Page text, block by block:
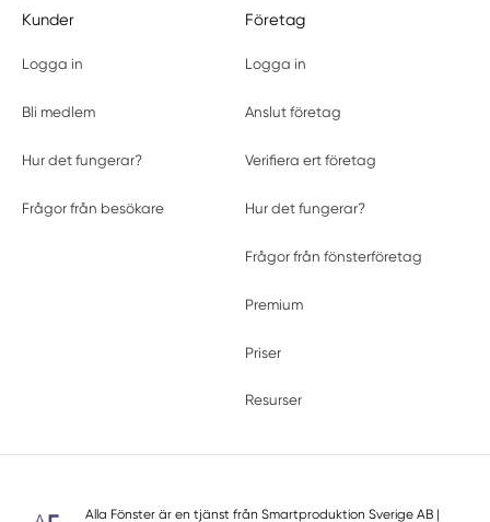
Kunder
Logga in
Bli medlem
Hur det fungerar?
Frågor från besökare
Företag
Logga in
Anslut företag
Verifiera ert företag
Hur det fungerar?
Frågor från fönsterföretag
Premium
Priser
Resurser
Alla Fönster är en tjänst från Smartproduktion Sverige AB|